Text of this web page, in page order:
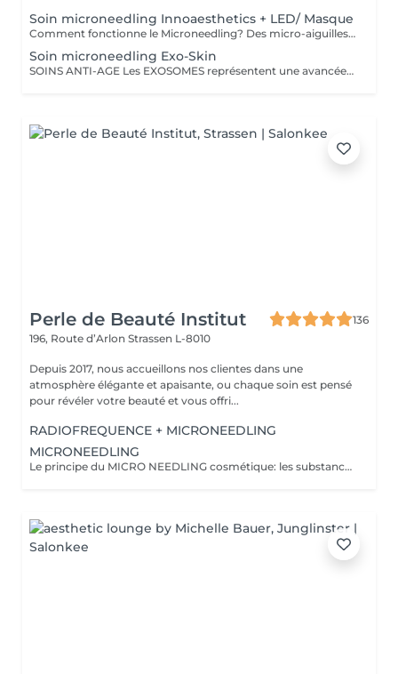
Soin microneedling Innoaesthetics + LED/ Masque
Comment fonctionne le Microneedling? Des micro-aiguilles pénètrent la couche superficielle de la peau pour stimuler le processus de régénération cellulaire. Ce traitement stimule la peau de l'intérieur sans l'agresser. Les actifs utilisés (acide hyaluronique, vitamines, etc.) pénètrent ainsi plus profondément pour des résultats renforcés. Le Microneedling améliore visiblement la texture de la peau et atténue les rides et ridules. Les cicatrices d'acné et marques cutanées s'estompent et les pores dilatés resserrés. Enfin il ravive l'éclat du teint. Résultats - Peau plus lisse et plus ferme - Teint unifié et lumineux - Résultats visibles dès les premières séances - Convient à tous les types de peau Seule ou a combiner avec un autre soin visage au choix
Soin microneedling Exo-Skin
SOINS ANTI-AGE Les EXOSOMES représentent une avancée majeure en soins anti-âge. Basés sur les découvertes les plus récentes en médecine esthétique, ce traitement favorise la régénération et la réparation cutanée pour une peau visiblement plus jeune, ferme et éclatante. Ils offrent des avantages sans précédent pour le rajeunissement et la réparation de la peau. Soin EXO-SKIN Les premiers résultats sont visibles dès la première séance. Pour prolonger et optimiser les effets, il est conseillé d'effectuer une cure annuelle de 3 séances, espacées de 21 jours, afin de stimuler intensément la régénération cutanée et de redonner à la peau tout son éclat et sa jeunesse. BENEFICES Observés : - Atténue les rides et ridules - Restaure les tissus cutanés - Améliore la texture et l'éclat de la peau - Effet Glow
Perle de Beauté Institut
136
196, Route d’Arlon Strassen L-8010
Depuis 2017, nous accueillons nos clientes dans une
atmosphère élégante et apaisante, ou chaque soin est pensé
pour révéler votre beauté et vous offri...
RADIOFREQUENCE + MICRONEEDLING
MICRONEEDLING
Le principe du MICRO NEEDLING cosmétique: les substances actives parviennent dans les zones ou elles seront les plus efficaces. Le MICRO NEEDLING est ainsi un soin anti-age doux non invasif. Le module travaille avec une précision microscopique et les principes actifs soigneusement sélectionnés donnent des résultats optimaux. La procédure active également les fonctions cutanée et stimule la régénération de la peau.